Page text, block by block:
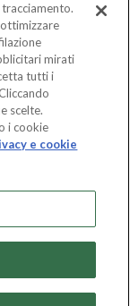
mirati
tutti i
scelte.
i cookie
e cookie